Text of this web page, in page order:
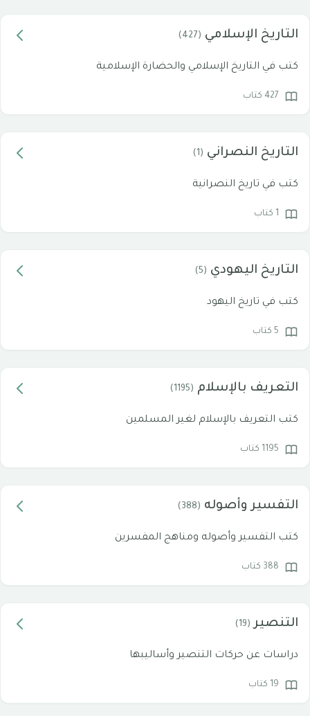
التاريخ الإسلامي (427)
كتب في التاريخ الإسلامي والحضارة الإسلامية
427 كتاب
التاريخ النصراني (1)
كتب في تاريخ النصرانية
1 كتاب
التاريخ اليهودي (5)
كتب في تاريخ اليهود
5 كتاب
التعريف بالإسلام (1195)
كتب التعريف بالإسلام لغير المسلمين
1195 كتاب
التفسير وأصوله (388)
كتب التفسير وأصوله ومناهج المفسرين
388 كتاب
التنصير (19)
دراسات عن حركات التنصير وأساليبها
19 كتاب